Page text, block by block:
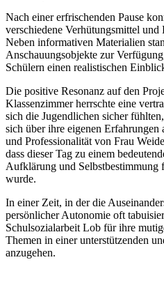
Nach einer erfrischenden Pause
verschiedene Verhütungsmittel
Neben informativen Materialien
Anschauungsobjekte zur
Schülern einen realistischen
Die positive Resonanz auf den
Klassenzimmer herrschte eine
sich die Jugendlichen sicher
sich über ihre eigenen Erfahrungen
und Professionalität von Frau
dass dieser Tag zu einem
Aufklärung und Selbstbestimmung
wurde.
In einer Zeit, in der die
persönlicher Autonomie oft
Schulsozialarbeit Lob für ihre
Themen in einer unterstützenden
anzugehen.